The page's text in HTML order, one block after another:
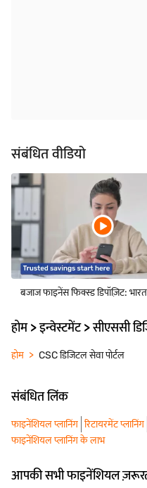
संबंधित वीडियो
बजाज फाइनेंस फिक्स्ड डिपॉज़िट:
होम > इन्वेस्टमेंट > सीएससी
होम CSC डिजिटल सेवा पोर्टल
संबंधित लिंक
फाइनेंशियल प्लानिंग रिटायरमेंट प्लानिंग
फाइनेंशियल प्लानिंग के लाभ
आपकी सभी फाइनेंशियल